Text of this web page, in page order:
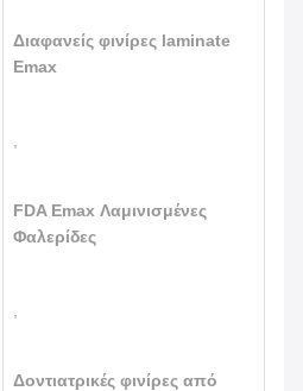
Διαφανείς φινίρες laminate
Emax
FDA Emax Λαμινισμένες
Φαλερίδες
Δοντιατρικές φινίρες από